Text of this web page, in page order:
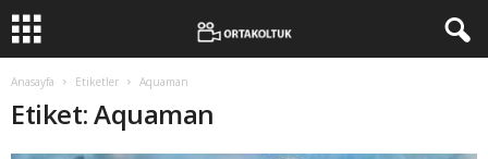
Anasayfa Etiketler Aquaman
Etiket: Aquaman